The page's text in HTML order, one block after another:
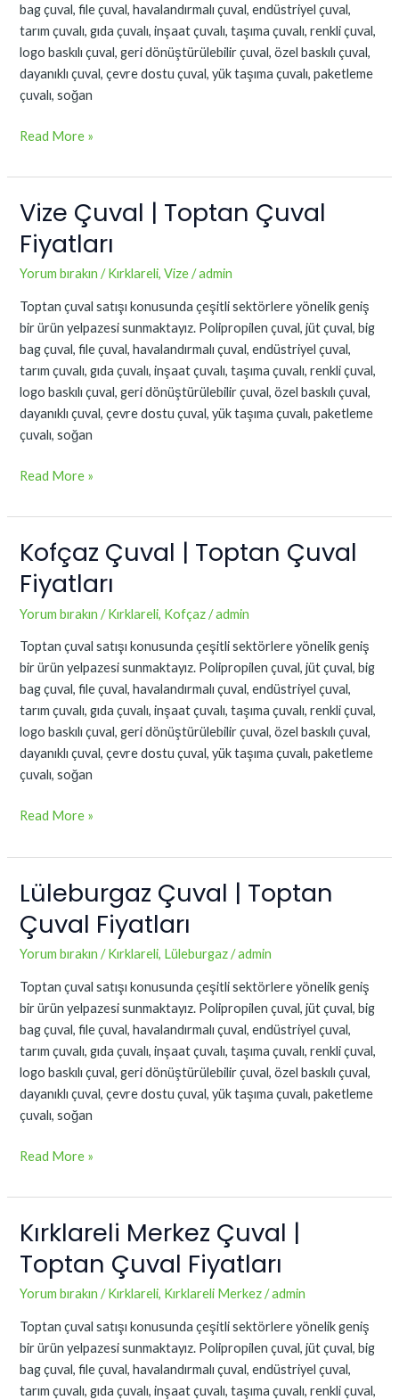
bag çuval, file çuval, havalandırmalı çuval, endüstriyel çuval,
tarım çuvalı, gıda çuvalı, inşaat çuvalı, taşıma çuvalı, renkli çuval,
logo baskılı çuval, geri dönüştürülebilir çuval, özel baskılı çuval,
dayanıklı çuval, çevre dostu çuval, yük taşıma çuvalı, paketleme
çuvalı, soğan
Read More »
Vize Çuval | Toptan Çuval
Fiyatları
Yorum bırakın /Kırklareli,Vize/admin
Toptan çuval satışı konusunda çeşitli sektörlere yönelik geniş
bir ürün yelpazesi sunmaktayız. Polipropilen çuval, jüt çuval, big
bag çuval, file çuval, havalandırmalı çuval, endüstriyel çuval,
tarım çuvalı, gıda çuvalı, inşaat çuvalı, taşıma çuvalı, renkli çuval,
logo baskılı çuval, geri dönüştürülebilir çuval, özel baskılı çuval,
dayanıklı çuval, çevre dostu çuval, yük taşıma çuvalı, paketleme
çuvalı, soğan
Vize
|
Toptan
Fiyatları
Read More »
Kofçaz Çuval | Toptan Çuval
Fiyatları
Yorum bırakın /Kırklareli, Kofçaz/admin
Toptan çuval satışı konusunda çeşitli sektörlere yönelik geniş
bir ürün yelpazesi sunmaktayız. Polipropilen çuval, jüt çuval, big
bag çuval, file çuval, havalandırmalı çuval, endüstriyel çuval,
tarım çuvalı, gıda çuvalı, inşaat çuvalı, taşıma çuvalı, renkli çuval,
logo baskılı çuval, geri dönüştürülebilir çuval, özel baskılı çuval,
dayanıklı çuval, çevre dostu çuval, yük taşıma çuvalı, paketleme
çuvalı, soğan
Kofçaz
|
Toptan
Fiyatları
Read More »
Lüleburgaz Çuval | Toptan
Çuval Fiyatları
Yorum bırakın /Kırklareli, Lüleburgaz/admin
Toptan çuval satışı konusunda çeşitli sektörlere yönelik geniş
bir ürün yelpazesi sunmaktayız. Polipropilen çuval, jüt çuval, big
bag çuval, file çuval, havalandırmalı çuval, endüstriyel çuval,
tarım çuvalı, gıda çuvalı, inşaat çuvalı, taşıma çuvalı, renkli çuval,
logo baskılı çuval, geri dönüştürülebilir çuval, özel baskılı çuval,
dayanıklı çuval, çevre dostu çuval, yük taşıma çuvalı, paketleme
çuvalı, soğan
Lüleburgaz
|
Toptan
Fiyatları
Read More »
Kırklareli Merkez Çuval |
Toptan Çuval Fiyatları
Yorum bırakın / Kırklareli, Kırklareli Merkez/admin
Toptan çuval satışı konusunda çeşitli sektörlere yönelik geniş
bir ürün yelpazesi sunmaktayız. Polipropilen çuval, jüt çuval, big
bag çuval, file çuval, havalandırmalı çuval, endüstriyel çuval,
tarım çuvalı, gıda çuvalı, inşaat çuvalı, taşıma çuvalı, renkli çuval,
Kırklareli
Çuval
|
Çuval
Fiyatları